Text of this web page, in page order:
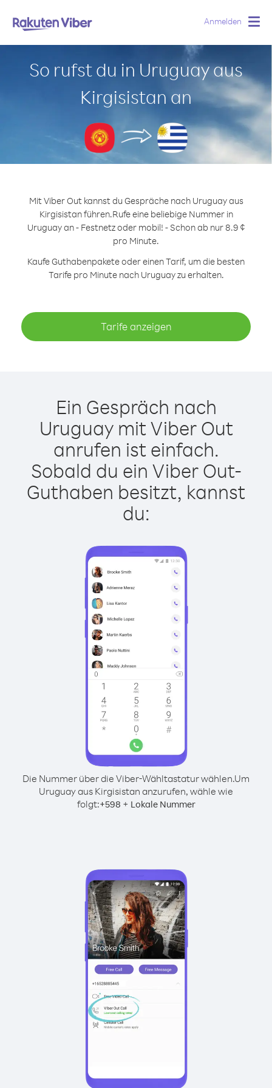
Anmelden
So rufst du in Uruguay aus
Kirgisistan an
Mit Viber Out kannst du Gespräche nach Uruguay aus
Kirgisistan führen.Rufe eine beliebige Nummer in
Uruguay an - Festnetz oder mobil! - Schon ab nur 8.9 ¢
pro Minute.
Kaufe Guthabenpakete oder einen Tarif, um die besten
Tarife pro Minute nach Uruguay zu erhalten.
Tarife anzeigen
Ein Gespräch nach
Uruguay mit Viber Out
anrufen ist einfach.
Sobald du ein Viber Out-
Guthaben besitzt, kannst
du:
Die Nummer über die Viber-Wähltastatur wählen.Um
Uruguay aus Kirgisistan anzurufen, wähle wie
folgt:+598 + Lokale Nummer